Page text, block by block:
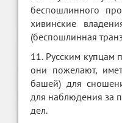
беспошлинного
хивинские
(беспошлинная
11. Русским купцам
они пожелают,
башей) для
для наблюдения за
дел.